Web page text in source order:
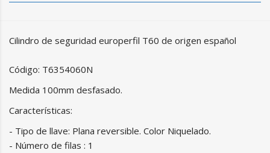
Cilindro de seguridad europerfil T60 de origen español
Código: T6354060N
Medida 100mm desfasado.
Características:
- Tipo de llave: Plana reversible. Color Niquelado.
- Número de filas : 1